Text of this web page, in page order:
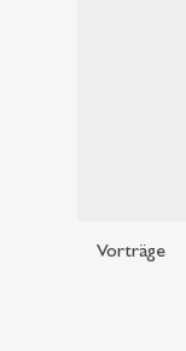
Vorträge